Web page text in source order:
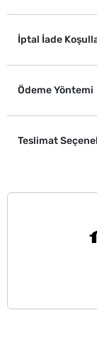
İptal İade
Ödeme Yöntemi
Teslimat